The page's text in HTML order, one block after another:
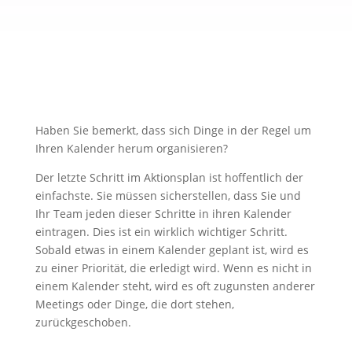
Haben Sie bemerkt, dass sich Dinge in der Regel um
Ihren Kalender herum organisieren?
Der letzte Schritt im Aktionsplan ist hoffentlich der
einfachste. Sie müssen sicherstellen, dass Sie und
Ihr Team jeden dieser Schritte in ihren Kalender
eintragen. Dies ist ein wirklich wichtiger Schritt.
Sobald etwas in einem Kalender geplant ist, wird es
zu einer Priorität, die erledigt wird. Wenn es nicht in
einem Kalender steht, wird es oft zugunsten anderer
Meetings oder Dinge, die dort stehen,
zurückgeschoben.